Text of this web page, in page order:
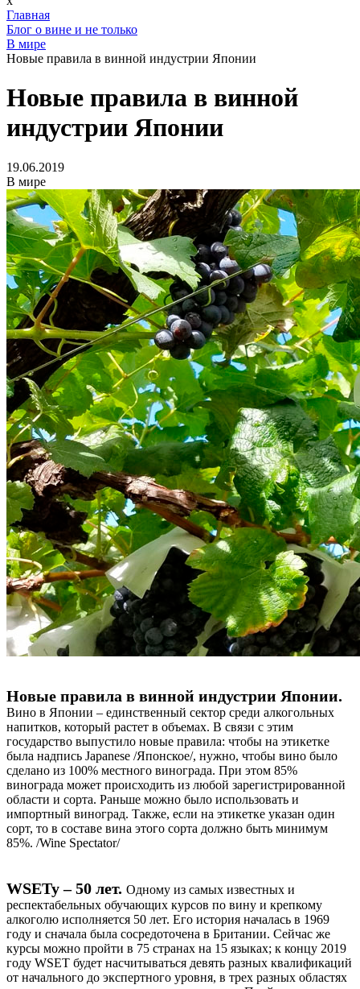
Главная
Блог о вине и не только
В мире
Новые правила в винной индустрии Японии
Новые правила в винной
индустрии Японии
19.06.2019
В мире
Новые правила в винной индустрии Японии.
Вино в Японии – единственный сектор среди алкогольных
напитков, который растет в объемах. В связи с этим
государство выпустило новые правила: чтобы на этикетке
была надпись Japanese /Японское/, нужно, чтобы вино было
сделано из 100% местного винограда. При этом 85%
винограда может происходить из любой зарегистрированной
области и сорта. Раньше можно было использовать и
импортный виноград. Также, если на этикетке указан один
сорт, то в составе вина этого сорта должно быть минимум
85%. /Wine Spectator/
WSETy – 50 лет. Одному из самых известных и
респектабельных обучающих курсов по вину и крепкому
алкоголю исполняется 50 лет. Его история началась в 1969
году и сначала была сосредоточена в Британии. Сейчас же
курсы можно пройти в 75 странах на 15 языках; к концу 2019
году WSET будет насчитываться девять разных квалификаций
от начального до экспертного уровня, в трех разных областях